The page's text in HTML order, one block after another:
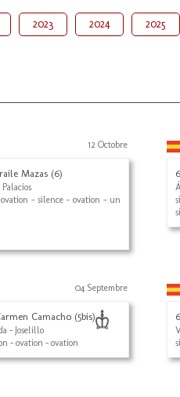
2023 2024 2025
12 Octobre
Mazas (6)
- silence - ovation - un
04 Septembre
Camacho (5bis)
- Joselillo
- ovation - ovation